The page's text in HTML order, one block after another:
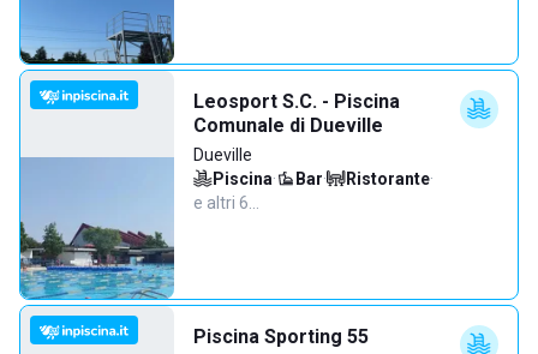
Leosport S.C. - Piscina
Comunale di Dueville
Dueville
Piscina· Bar· Ristorante·
e altri 6…
Piscina Sporting 55